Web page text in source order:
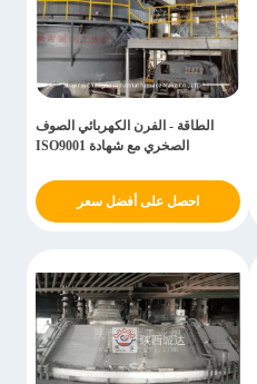
الطاقة - الفرن الكهربائي الصوف
الصخري مع شهادة ISO9001
احصل على أفضل سعر